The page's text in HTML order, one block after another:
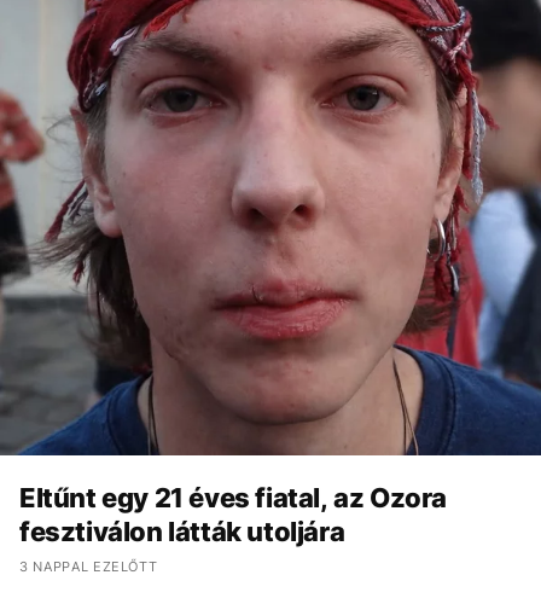
Eltűnt egy 21 éves fiatal, az Ozora
fesztiválon látták utoljára
3 NAPPAL EZELŐTT